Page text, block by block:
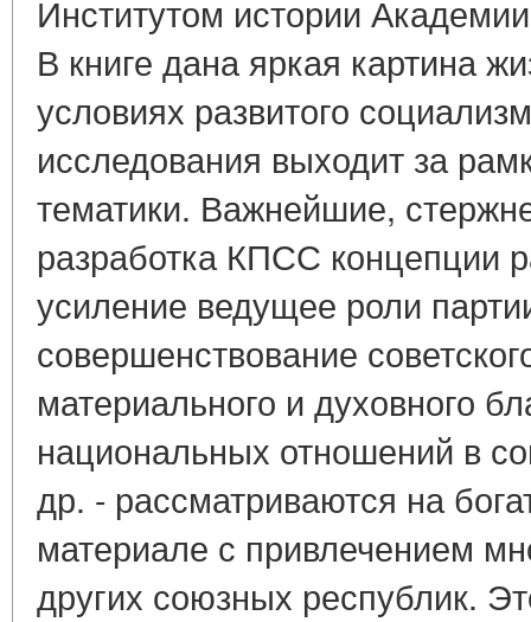
Институтом истории
В книге дана яркая картина
условиях развитого
исследования выходит за
тематики. Важнейшие,
разработка КПСС концепции
усиление ведущее роли
совершенствование
материального и духовного
национальных отношений в
др. - рассматриваются на
материале с привлечением
других союзных республик.